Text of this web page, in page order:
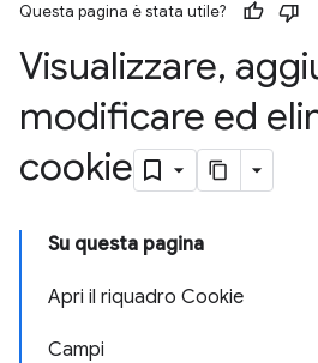
Questa pagina è stata utile?
Visualizzare,
modificare ed
cookie
Su questa pagina
Apri il riquadro Cookie
Campi